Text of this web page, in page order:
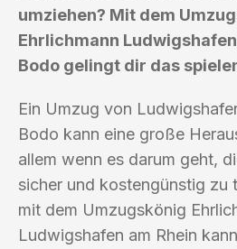
umziehen? Mit dem
Ehrlichmann
Bodo gelingt dir das
Ein Umzug von
Bodo kann eine große
allem wenn es darum geht,
sicher und kostengünstig zu
mit dem Umzugskönig
Ludwigshafen am Rhein